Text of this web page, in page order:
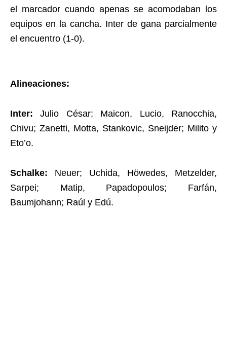
el marcador cuando apenas se acomodaban los
equipos en la cancha. Inter de gana parcialmente
el encuentro (1-0).
Alineaciones:
Inter: Julio César; Maicon, Lucio, Ranocchia,
Chivu; Zanetti, Motta, Stankovic, Sneijder; Milito y
Eto’o.
Schalke: Neuer; Uchida, Höwedes, Metzelder,
Sarpei; Matip, Papadopoulos; Farfán,
Baumjohann; Raúl y Edú.